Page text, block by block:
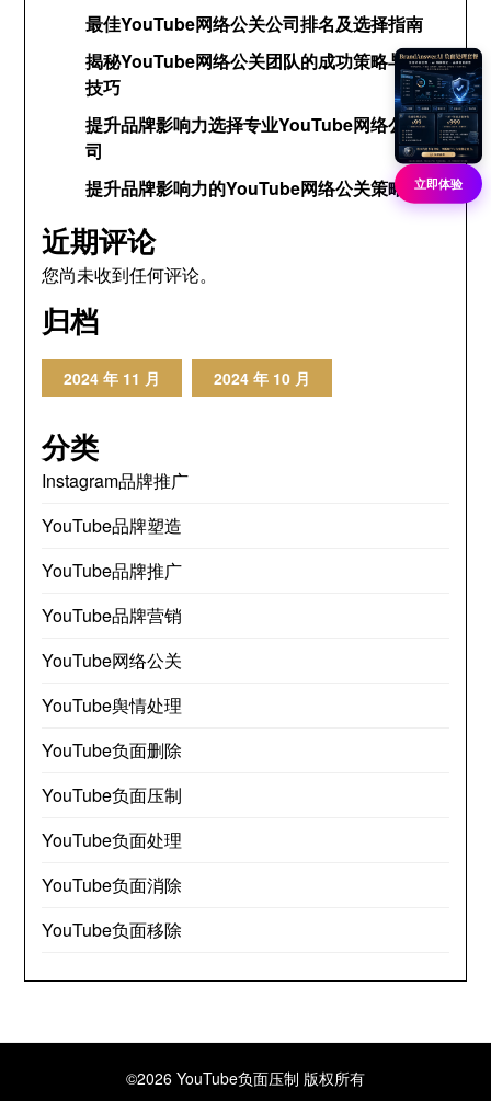
最佳YouTube网络公关公司排名及选择指南
揭秘YouTube网络公关团队的成功策略与运营
技巧
提升品牌影响力选择专业YouTube网络公关公
司
提升品牌影响力的YouTube网络公关策略
近期评论
您尚未收到任何评论。
归档
2024 年 11 月 2024 年 10 月
分类
Instagram品牌推广
YouTube品牌塑造
YouTube品牌推广
YouTube品牌营销
YouTube网络公关
YouTube舆情处理
YouTube负面删除
YouTube负面压制
YouTube负面处理
YouTube负面消除
YouTube负面移除
©2026 YouTube负面压制 版权所有
立即体验